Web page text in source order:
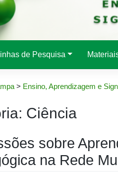
de Pesquisa
> Ensino, Aprendizagem e
Ciência
sobre
na Rede